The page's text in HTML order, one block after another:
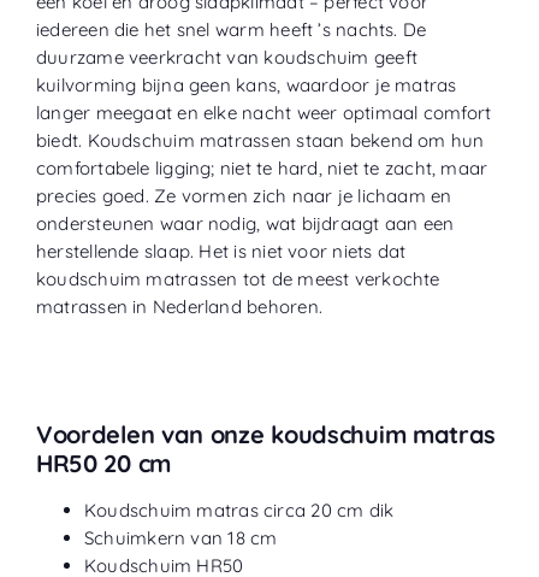
iedereen die het snel warm heeft ’s nachts. De
duurzame veerkracht van koudschuim geeft
kuilvorming bijna geen kans, waardoor je matras
langer meegaat en elke nacht weer optimaal comfort
biedt. Koudschuim matrassen staan bekend om hun
comfortabele ligging; niet te hard, niet te zacht, maar
precies goed. Ze vormen zich naar je lichaam en
ondersteunen waar nodig, wat bijdraagt aan een
herstellende slaap. Het is niet voor niets dat
koudschuim matrassen tot de meest verkochte
matrassen in Nederland behoren.
Voordelen van onze koudschuim matras
HR50 20 cm
Koudschuim matras circa 20 cm dik
Schuimkern van 18 cm
Koudschuim HR50